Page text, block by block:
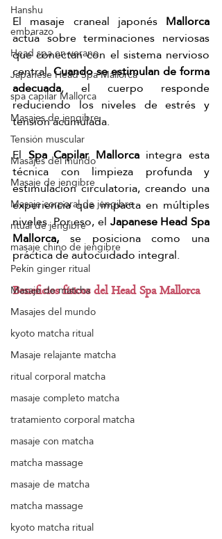
Hanshu
embarazo
Head spa en verano
Japanese Head Spa Mallorca
spa capilar Mallorca
Masajes de jengibre
Tensión muscular
Masajes del mundo
Masaje de jengibre
Masaje corporal de jengibre
ritual de jengibre
masaje chino de jengibre
Pekín ginger ritual
Masaje de matcha
Masajes del mundo
kyoto matcha ritual
Masaje relajante matcha
ritual corporal matcha
masaje completo matcha
tratamiento corporal matcha
masaje con matcha
matcha massage
masaje de matcha
matcha massage
kyoto matcha ritual
El masaje craneal japonés Mallorca
actúa sobre terminaciones nerviosas
que conectan con el sistema nervioso
central. Cuando se estimulan de forma
adecuada, el cuerpo responde
reduciendo los niveles de estrés y
tensión acumulada.
El Spa Capilar Mallorca integra esta
técnica con limpieza profunda y
estimulación circulatoria, creando una
experiencia que impacta en múltiples
niveles. Por eso, el Japanese Head Spa
Mallorca, se posiciona como una
práctica de autocuidado integral.
Beneficios físicos del Head Spa Mallorca